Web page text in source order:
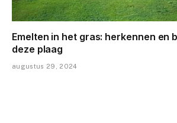
Emelten in het gras: herkennen en
deze plaag
augustus 29, 2024